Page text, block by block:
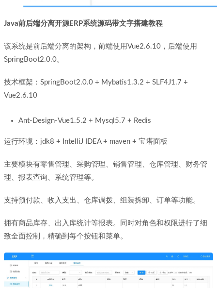
Java前后端分离开源ERP系统源码带文字搭建教程
该系统是前后端分离的架构，前端使用Vue2.6.10，后端使用
SpringBoot2.0.0。
技术框架：SpringBoot2.0.0 + Mybatis1.3.2 + SLF4J1.7 +
Vue2.6.10
Ant-Design-Vue1.5.2 + Mysql5.7 + Redis
运行环境：jdk8 + IntelliJ IDEA + maven + 宝塔面板
主要模块有零售管理、采购管理、销售管理、仓库管理、财务管
理、报表查询、系统管理等。
支持预付款、收入支出、仓库调拨、组装拆卸、订单等功能。
拥有商品库存、出入库统计等报表。同时对角色和权限进行了细
致全面控制，精确到每个按钮和菜单。